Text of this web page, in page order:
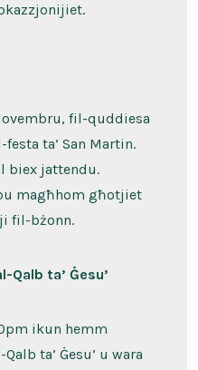
fil-quddiesa
ta’ San Martin.
biex jattendu.
magħhom għotjiet
fil-bżonn.
ta’ Ġesu’
ikun hemm
ta’ Ġesu’ u wara